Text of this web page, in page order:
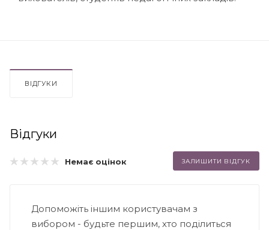
ВІДГУКИ
Відгуки
Немає оцінок ЗАЛИШИТИ ВІДГУК
Допоможіть іншим користувачам з
вибором - будьте першим, хто поділиться